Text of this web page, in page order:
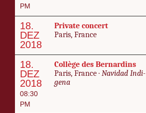
PM
18.
DEZ
2018
Pri­vate con­cert
Paris, France
18.
DEZ
2018
08:30
PM
Col­lège des Ber­nar­dins
Paris, France · Navi­dad In­di­
ge­na